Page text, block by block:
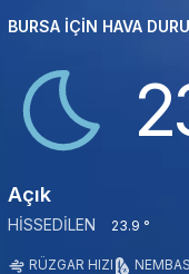
BURSA IÇIN HAVA
Açık
HISSEDILEN 23.9 °
RÜZGAR HIZI NEM